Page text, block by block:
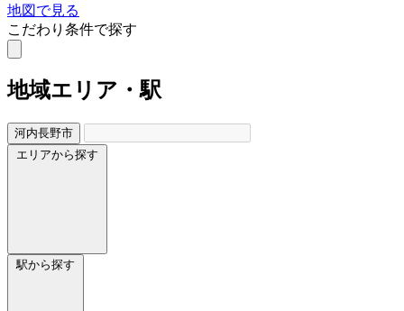
地図で見る
こだわり条件で探す
地域エリア・駅
河内長野市
エリアから探す
駅から探す